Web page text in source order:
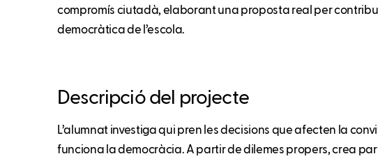
compromís ciutadà, elaborant una proposta real per
democràtica de l’escola.
Descripció del projecte
L’alumnat investiga qui pren les decisions que afecten la
funciona la democràcia. A partir de dilemes propers, crea